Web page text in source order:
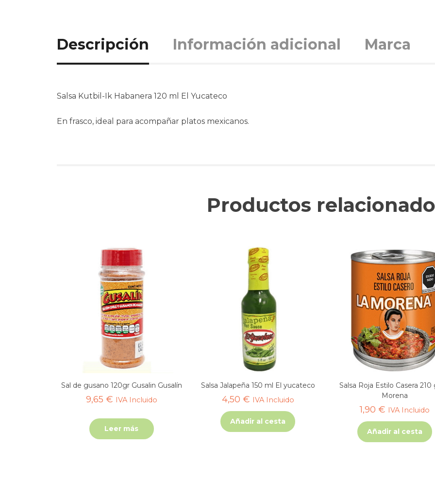
Descripción Información adicional Marca
Salsa Kutbil-Ik Habanera 120 ml El Yucateco
En frasco, ideal para acompañar platos mexicanos.
Productos
Sal de gusano 120gr Gusalin Gusalín
9,65 € IVA Incluido
Leer más
Salsa Jalapeña 150 ml El yucateco
4,50 € IVA Incluido
Añadir al cesta
Salsa Roja Estilo Casera 210
Morena
1,90 € IVA Incluido
Añadir al cesta